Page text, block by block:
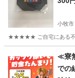
小牧市
★★★★★ ご自宅にある不要
バ
≪寮
での